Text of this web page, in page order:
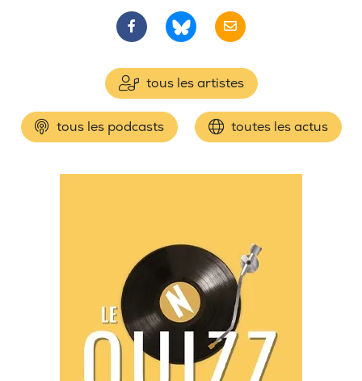
tous les artistes
tous les podcasts toutes les actus